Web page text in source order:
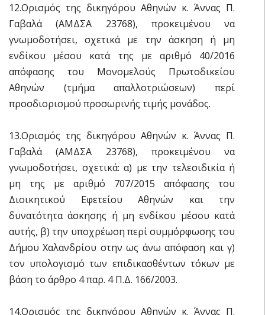
12.Ορισμός της δικηγόρου Αθηνών κ. Άννας Π.
Γαβαλά (ΑΜΔΣΑ 23768), προκειμένου να
γνωμοδοτήσει, σχετικά με την άσκηση ή μη
ενδίκου μέσου κατά της με αριθμό 40/2016
απόφασης του Μονομελούς Πρωτοδικείου
Αθηνών (τμήμα απαλλοτριώσεων) περί
προσδιορισμού προσωρινής τιμής μονάδος.
13.Ορισμός της δικηγόρου Αθηνών κ. Άννας Π.
Γαβαλά (ΑΜΔΣΑ 23768), προκειμένου να
γνωμοδοτήσει, σχετικά: α) με την τελεσιδικία ή
μη της με αριθμό 707/2015 απόφασης του
Διοικητικού Εφετείου Αθηνών και την
δυνατότητα άσκησης ή μη ενδίκου μέσου κατά
αυτής, β) την υποχρέωση περί συμμόρφωσης του
Δήμου Χαλανδρίου στην ως άνω απόφαση και γ)
τον υπολογισμό των επιδικασθέντων τόκων με
βάση το άρθρο 4 παρ. 4 Π.Δ. 166/2003.
14.Ορισμός της δικηγόρου Αθηνών κ. Άννας Π.